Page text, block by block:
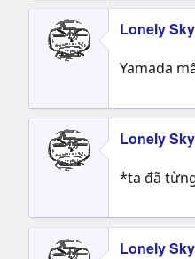
Lonely Sky
Yamada
Lonely Sky
*ta đã
Lonely Sky